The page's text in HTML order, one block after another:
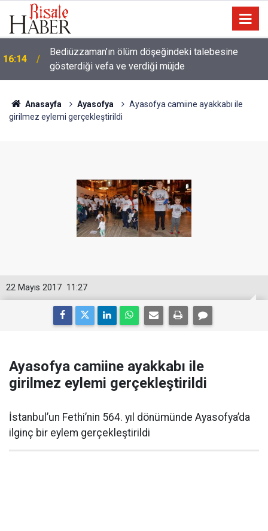
14:57
Meta'ya çocuk güvenliği davasında rekor ceza: 567
milyon dolar ödeyecek
Anasayfa Ayasofya
Ayasofya camiine ayakkabı ile
girilmez eylemi gerçekleştirildi
11:27
22 Mayıs 2017
Ayasofya camiine ayakkabı ile
girilmez eylemi gerçekleştirildi
İstanbul’un Fethi’nin 564. yıl dönümünde Ayasofya’da
ilginç bir eylem gerçekleştirildi